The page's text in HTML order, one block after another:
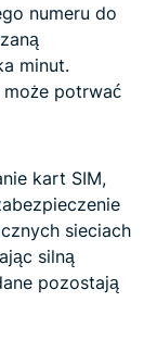
numeru do
minut.
potrwać
kart SIM,
sieciach
silną
pozostają